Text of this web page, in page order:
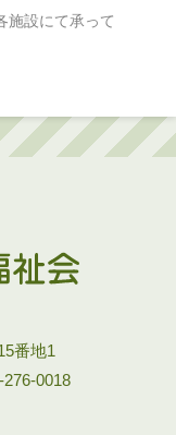
施設にて承って
番地1
276-0018